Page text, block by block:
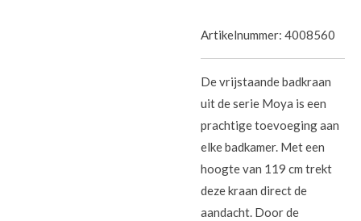
Artikelnummer: 4008560
De vrijstaande badkraan
uit de serie Moya is een
prachtige toevoeging aan
elke badkamer. Met een
hoogte van 119 cm trekt
deze kraan direct de
aandacht. Door de